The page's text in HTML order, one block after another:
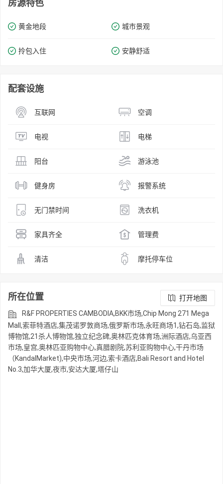
房源特色
黄金地段 城市景观
拎包入住 安静舒适
配套设施
互联网 空调
电视 电梯
阳台 游泳池
健身房 报警系统
无门禁时间 洗衣机
家具齐全 管理费
清洁 摩托停车位
所在位置
打开地图
R&F PROPERTIES CAMBODIA,BKK市场,Chip Mong 271 Mega
Mall,索菲特酒店,集茂诺罗敦商场,俄罗斯市场,永旺商场1,钻石岛,监狱
博物馆,21杀人博物馆,独立纪念碑,奥林匹克体育场,洲际酒店,乌亚西
市场,皇宫,奥林匹亚购物中心,真腊剧院,苏利亚购物中心,干丹市场
（KandalMarket),中央市场,河边,索卡酒店,Bali Resort and Hotel
No.3,加华大厦,夜市,安达大厦,塔仔山